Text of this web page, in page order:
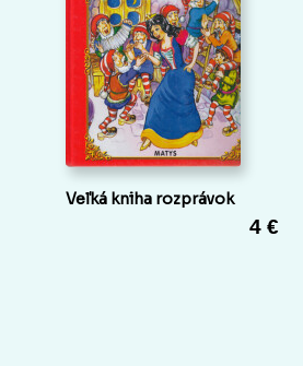
Veľká kniha rozprávok
4 €